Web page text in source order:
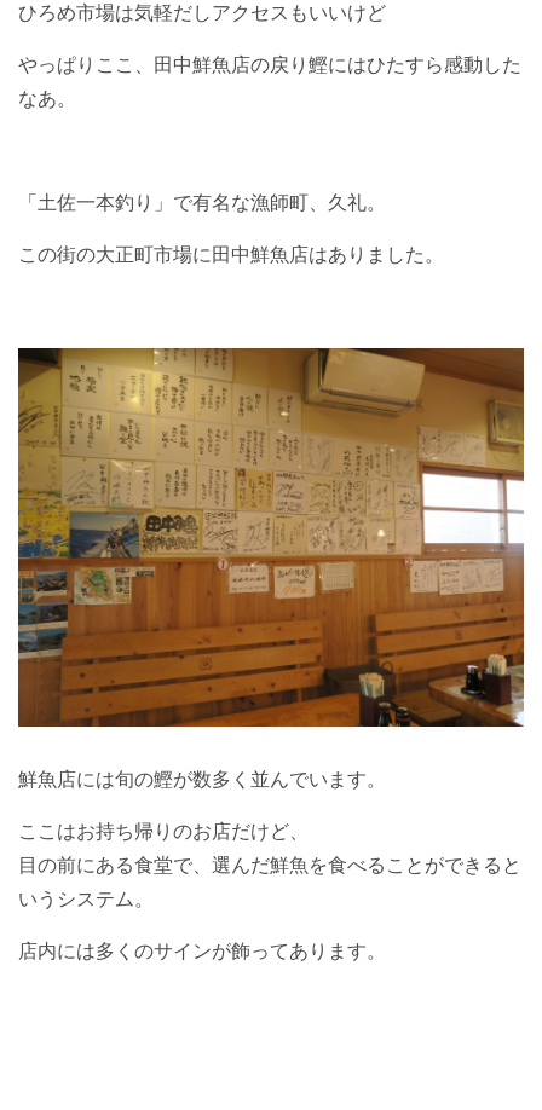
ひろめ市場は気軽だしアクセスもいいけど
やっぱりここ、田中鮮魚店の戻り鰹にはひたすら感動した
なあ。
「土佐一本釣り」で有名な漁師町、久礼。
この街の大正町市場に田中鮮魚店はありました。
鮮魚店には旬の鰹が数多く並んでいます。
ここはお持ち帰りのお店だけど、
目の前にある食堂で、選んだ鮮魚を食べることができると
いうシステム。
店内には多くのサインが飾ってあります。